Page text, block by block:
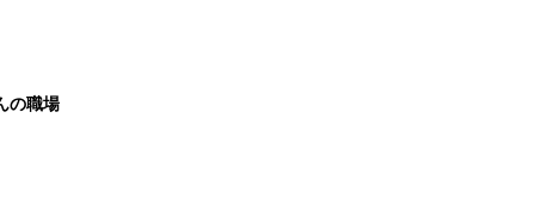
の職場